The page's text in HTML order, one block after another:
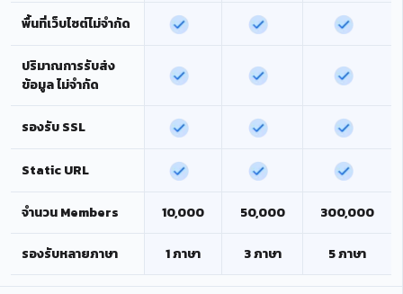
พื้นที่เว็บไซต์ไม่จำกัด
ปริมาณการรับส่ง
ข้อมูล ไม่จำกัด
รองรับ SSL
Static URL
จำนวน Members 10,000 50,000 300,000
รองรับหลายภาษา 1 ภาษา 3 ภาษา 5 ภาษา